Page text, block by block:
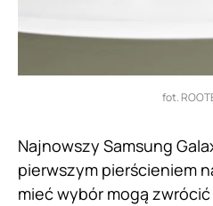
fot.
Najnowszy Samsung
pierwszym pierścieniem
mieć wybór mogą